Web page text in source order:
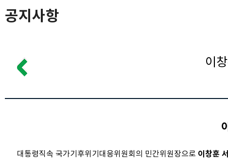
공지사항
이
대통령직속 국가기후위기대응위원회의 민간위원장으로 이창훈